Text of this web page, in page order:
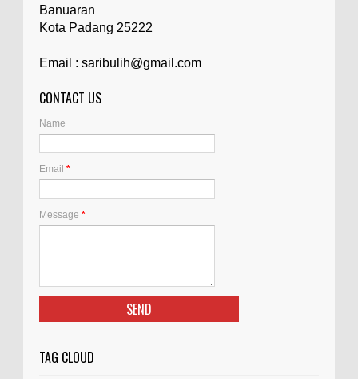
Banuaran
Kota Padang 25222
Email : saribulih@gmail.com
CONTACT US
Name
Email *
Message *
TAG CLOUD